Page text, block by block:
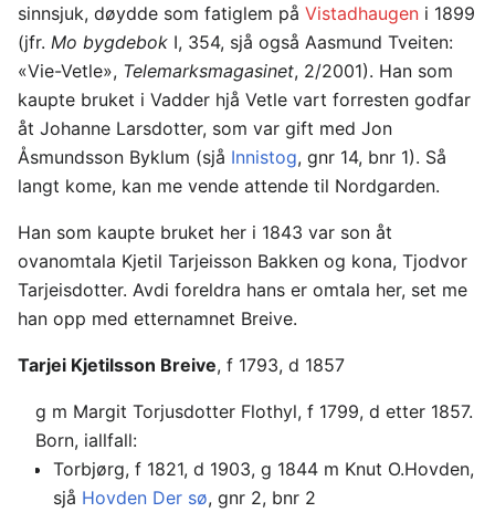
sinnsjuk, døydde som fatiglem på Vistadhaugen i 1899
(jfr. Mo bygdebok I, 354, sjå også Aasmund Tveiten:
«Vie-Vetle», Telemarksmagasinet, 2/2001). Han som
kaupte bruket i Vadder hjå Vetle vart forresten godfar
åt Johanne Larsdotter, som var gift med Jon
Åsmundsson Byklum (sjå Innistog, gnr 14, bnr 1). Så
langt kome, kan me vende attende til Nordgarden.
Han som kaupte bruket her i 1843 var son åt
ovanomtala Kjetil Tarjeisson Bakken og kona, Tjodvor
Tarjeisdotter. Avdi foreldra hans er omtala her, set me
han opp med etternamnet Breive.
Tarjei Kjetilsson Breive, f 1793, d 1857
g m Margit Torjusdotter Flothyl, f 1799, d etter 1857.
Born, iallfall:
Torbjørg, f 1821, d 1903, g 1844 m Knut O.Hovden,
sjå Hovden Der sø, gnr 2, bnr 2